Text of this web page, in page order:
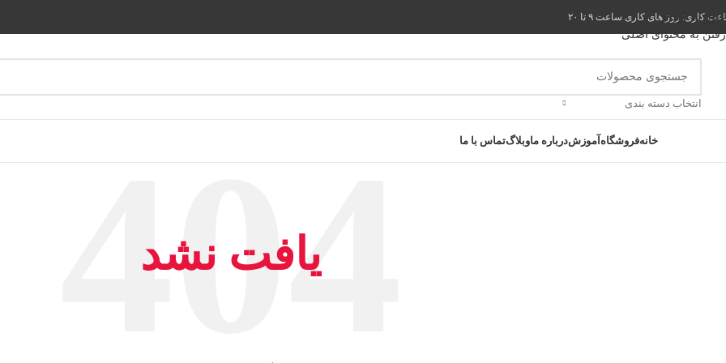
عبور به ناوبری
رفتن به محتوای اصلی
کاری: روز های کاری ساعت ۹ تا ۲۰
انتخاب دسته بندی
خانهفروشگاه آموزشدرباره ماوبلاگتماس با ما
یافت نشد